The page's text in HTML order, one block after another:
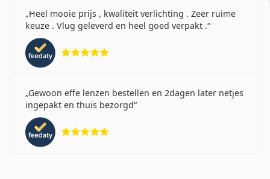
Heel mooie prijs , kwaliteit verlichting . Zeer ruime
keuze . Vlug geleverd en heel goed verpakt .
Gewoon effe lenzen bestellen en 2dagen later netjes
ingepakt en thuis bezorgd